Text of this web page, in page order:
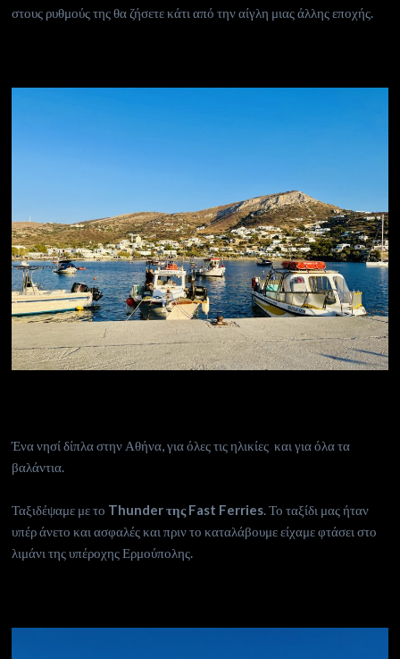
στους ρυθμούς της θα ζήσετε κάτι από την αίγλη μιας άλλης εποχής.
Ένα νησί δίπλα στην Αθήνα, για όλες τις ηλικίες και για όλα τα
βαλάντια.
Ταξιδέψαμε με το Thunder της Fast Ferries. Το ταξίδι μας ήταν
υπέρ άνετο και ασφαλές και πριν το καταλάβουμε είχαμε φτάσει στο
λιμάνι της υπέροχης Ερμούπολης.